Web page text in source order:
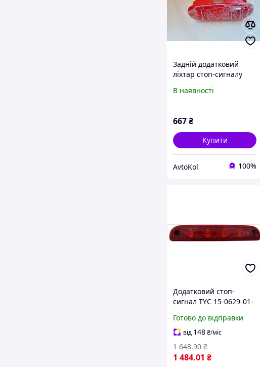
Задній додатковий
ліхтар стоп-сигналу
Movano A (1998-2010),
В наявності
667₴
Купити
AvtoKol 100%
Додатковий стоп-
сигнал TYC 15-0629-01-
Готово до відправки
від 148₴/міс
1 484.01 ₴
1 648.90 ₴